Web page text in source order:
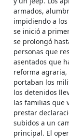
armados,
impidiendo a
se inició a
se prolongó
personas que
asentados que
reforma
portaban los
los detenidos
las familias que
prestar
subidos a un
principal. El